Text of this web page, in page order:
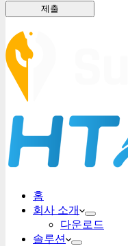
제출
홈
회사 소개
다운로드
솔루션